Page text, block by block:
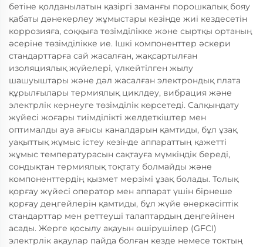
бетіне қолданылатын қазіргі заманғы порошкалық бояу
қабаты дәнекерлеу жұмыстары кезінде жиі кездесетін
коррозияға, соққыға төзімділікке және сыртқы ортаның
әсеріне төзімділікке ие. Ішкі компоненттер әскери
стандарттарға сай жасалған, жақсартылған
изоляциялық жүйелері, үлкейтілген жылу
шашуыштары және дәл жасалған электрондық плата
құрылғылары термиялық циклдеу, вибрация және
электрлік кернеуге төзімділік көрсетеді. Салқындату
жүйесі жоғары тиімділікті желдеткіштер мен
оптималды ауа ағысы каналдарын қамтиды, бұл ұзақ
уақыттық жұмыс істеу кезінде аппараттың қажетті
жұмыс температурасын сақтауға мүмкіндік береді,
сондықтан термиялық тоқтату болмайды және
компоненттердің қызмет мерзімі ұзақ болады. Толық
қорғау жүйесі оператор мен аппарат үшін бірнеше
қорғау деңгейлерін қамтиды, бұл жүйе өнеркәсіптік
стандарттар мен реттеуші талаптардың деңгейінен
асады. Жерге қосылу ақауын өшірушілер (GFCI)
электрлік ақаулар пайда болған кезде немесе токтың